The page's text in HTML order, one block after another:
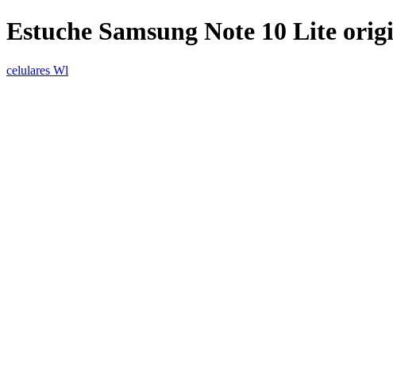
Estuche Samsung Note 10 Lite
celulares Wl